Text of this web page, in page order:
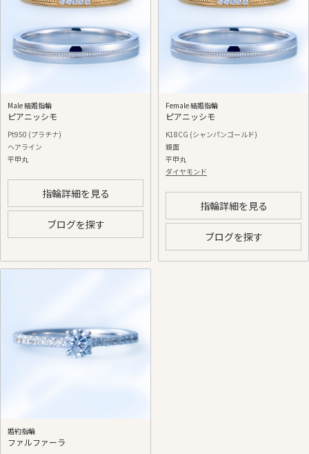
Male 結婚指輪
ピアニッシモ
Pt950 (プラチナ)
ヘアライン
平甲丸
指輪詳細を見る
ブログを探す
Female 結婚指輪
ピアニッシモ
K18CG (シャンパンゴールド)
鏡面
平甲丸
ダイヤモンド
指輪詳細を見る
ブログを探す
婚約指輪
ファルファーラ